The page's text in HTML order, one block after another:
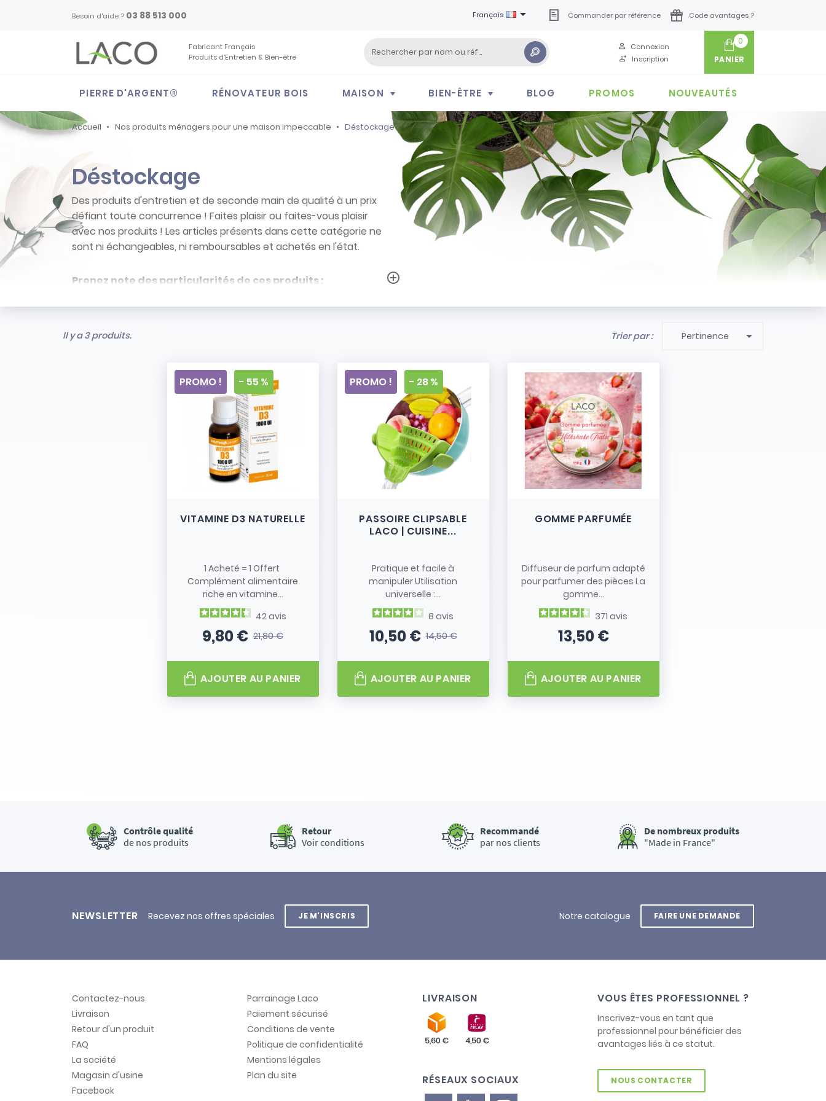
Besoin d'aide ? 03 88 513 000 Français  Commander par référence Code avantages ?
Fabricant Français
Produits d’Entretien & Bien-être
Inscription
Connexion
0
PANIER
PIERRE D'ARGENT® RÉNOVATEUR BOIS MAISON BIEN-ÊTRE BLOG PROMOS NOUVEAUTÉS
Accueil Nos produits ménagers pour une maison impeccable Déstockage
Déstockage
Des produits d'entretien et de seconde main de qualité à un prix
défiant toute concurrence ! Faites plaisir ou faites-vous plaisir
avec nos produits ! Les articles présents dans cette catégorie ne
sont ni échangeables, ni remboursables et achetés en l'état.
Prenez note des particularités de ces produits :
- Stock limité et non renouvelé
add_circle_outline
Il y a 3 produits. Trier par : Pertinence 
VITAMINE D3 NATURELLE
1 Acheté = 1 Offert
Complément alimentaire
riche en vitamine...
42avis
Prix
9,80 €Prix de base
21,80 €
PROMO ! - 55 %
AJOUTER AU PANIER
PASSOIRE CLIPSABLE
LACO | CUISINE...
Pratique et facile à
manipuler Utilisation
universelle :...
8 avis
Prix
10,50 €Prix de base
14,50 €
PROMO ! - 28 %
AJOUTER AU PANIER
GOMME PARFUMÉE
Diffuseur de parfum adapté
pour parfumer des pièces La
gomme...
371 avis
Prix
13,50 €
AJOUTER AU PANIER
Contrôle qualité
de nos produits
Retour
Voir conditions
Recommandé
par nos clients
De nombreux produits
"Made in France"
NEWSLETTER Recevez nos offres spéciales JE M'INSCRIS Notre catalogue FAIRE UNE DEMANDE
Contactez-nous
Livraison
Retour d'un produit
FAQ
La société
Magasin d'usine
Facebook
Parrainage Laco
Paiement sécurisé
Conditions de vente
Politique de confidentialité
Mentions légales
Plan du site
LIVRAISON
RÉSEAUX SOCIAUX
VOUS ÊTES PROFESSIONNEL ?
Inscrivez-vous en tant que
professionnel pour bénéficier des
avantages liés à ce statut.
NOUS CONTACTER